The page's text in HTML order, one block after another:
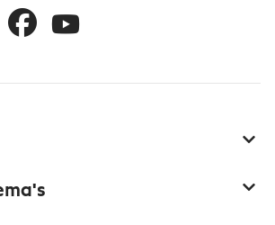
FacebookYouTube